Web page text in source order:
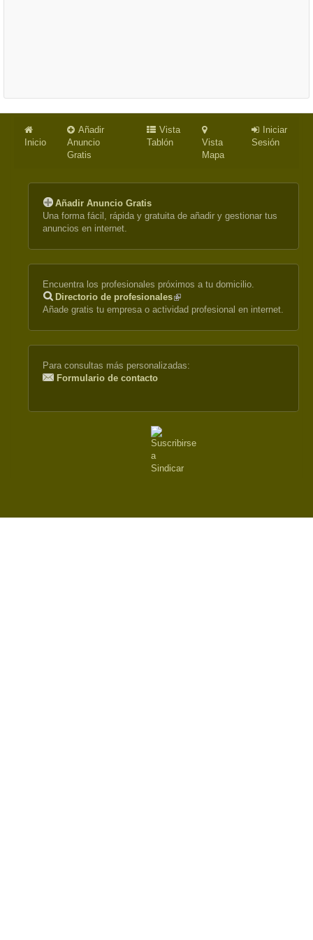
Inicio
Añadir
Anuncio
Gratis
Vista
Tablón
Vista
Mapa
Iniciar
Sesión
Añadir Anuncio Gratis
Una forma fácil, rápida y gratuita de añadir y gestionar tus
anuncios en internet.
Encuentra los profesionales próximos a tu domicilio.
Directorio de profesionales(link
is
Añade gratis tu empresa o actividad profesional en internet.
Para consultas más personalizadas:
Formulario de contacto